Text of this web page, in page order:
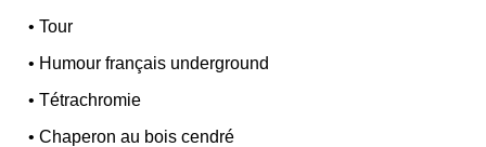
•Tour
• Humour français underground
•Tétrachromie
•Chaperon au bois cendré